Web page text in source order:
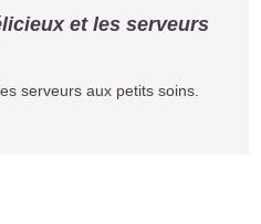
et les serveurs
serveurs aux petits soins.